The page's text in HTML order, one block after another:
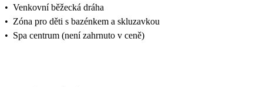
• Venkovní běžecká dráha
• Zóna pro děti s bazénkem a skluzavkou
• Spa centrum (není zahrnuto v ceně)